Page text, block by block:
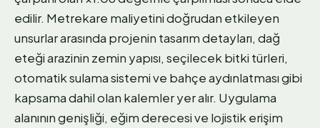
edilir. Metrekare maliyetini doğrudan etkileyen
unsurlar arasında projenin tasarım detayları, dağ
eteği arazinin zemin yapısı, seçilecek bitki türleri,
otomatik sulama sistemi ve bahçe aydınlatması gibi
kapsama dahil olan kalemler yer alır. Uygulama
alanının genişliği, eğim derecesi ve lojistik erişim